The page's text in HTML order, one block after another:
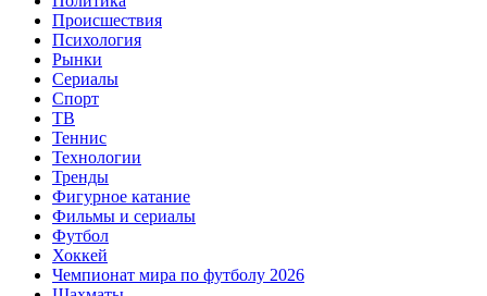
Происшествия
Психология
Рынки
Сериалы
Спорт
ТВ
Теннис
Технологии
Тренды
Фигурное катание
Фильмы и сериалы
Футбол
Хоккей
Чемпионат мира по футболу 2026